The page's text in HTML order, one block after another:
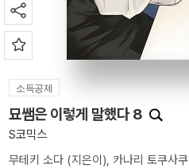
소득공제
묘쌤은 이렇게 말했다 8
S코믹스
무테키 소다 (지은이), 카나리 토쿠사쿠